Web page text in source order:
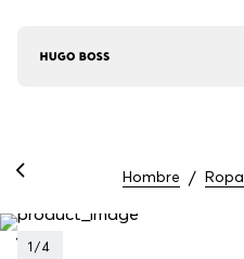
Hombre Ropa
1 /4
Asistente Virtual
en línea